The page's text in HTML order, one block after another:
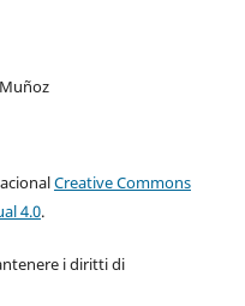
Creative Commons
4.0.
i diritti di